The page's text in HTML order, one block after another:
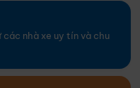
nhà xe uy tín và chu